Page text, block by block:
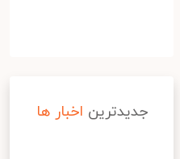
جدیدترین اخبار ها